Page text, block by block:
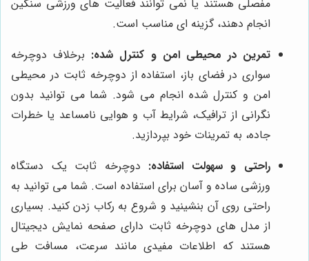
مفصلی هستند یا نمی توانند فعالیت های ورزشی سنگین
انجام دهند، گزینه ای مناسب است.
تمرین در محیطی امن و کنترل شده: برخلاف دوچرخه
سواری در فضای باز، استفاده از دوچرخه ثابت در محیطی
امن و کنترل شده انجام می شود. شما می توانید بدون
نگرانی از ترافیک، شرایط آب و هوایی نامساعد یا خطرات
جاده، به تمرینات خود بپردازید.
راحتی و سهولت استفاده: دوچرخه ثابت یک دستگاه
ورزشی ساده و آسان برای استفاده است. شما می توانید به
راحتی روی آن بنشینید و شروع به رکاب زدن کنید. بسیاری
از مدل های دوچرخه ثابت دارای صفحه نمایش دیجیتال
هستند که اطلاعات مفیدی مانند سرعت، مسافت طی